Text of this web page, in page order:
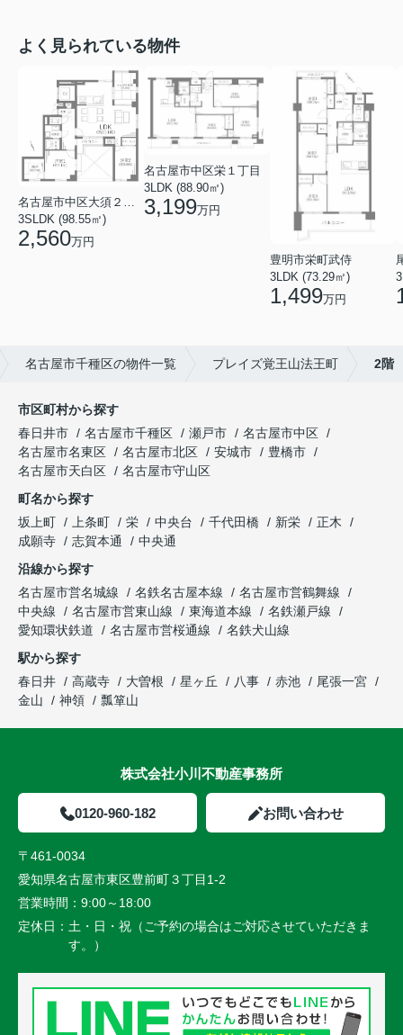
よく見られている物件
名古屋市中区大須２丁目
3SLDK (98.55㎡)
2,560万円
名古屋市中区栄１丁目
3LDK (88.90㎡)
3,199万円
豊明市栄町武侍
3LDK (73.29㎡)
1,499万円
名古屋市千種区の物件一覧 プレイズ覚王山法王町 2階
市区町村から探す
春日井市
名古屋市千種区 瀬戸市
名古屋市中区
名古屋市名東区
名古屋市北区 安城市
豊橋市
名古屋市天白区
名古屋市守山区
町名から探す
坂上町
上条町 栄 中央台 千代田橋 新栄
正木
成願寺
志賀本通
中央通
沿線から探す
名古屋市営名城線
名鉄名古屋本線
名古屋市営鶴舞線
中央線
名古屋市営東山線 東海道本線
名鉄瀬戸線
愛知環状鉄道
名古屋市営桜通線
名鉄犬山線
駅から探す
春日井
高蔵寺 大曽根 星ヶ丘 八事 赤池
尾張一宮
金山
神領 瓢箪山
株式会社小川不動産事務所
0120-960-182 お問い合わせ
〒461-0034
愛知県名古屋市東区豊前町３丁目1-2
営業時間： 9:00～18:00
定休日： 土・日・祝（ご予約の場合はご対応させていただきま
す。）